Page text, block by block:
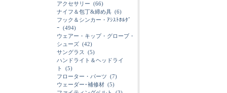
アクセサリー (66)
ナイフ＆包丁&締め具 (6)
フック＆シンカー・ｱｼｽﾄﾎﾙﾀﾞ
ｰ (494)
ウェアー・キップ・グローブ・
シューズ (42)
サングラス
(5)
ハンドライト＆ヘッドライ
ト
(5)
フローター・パーツ (7)
ウェーダー･補修材 (5)